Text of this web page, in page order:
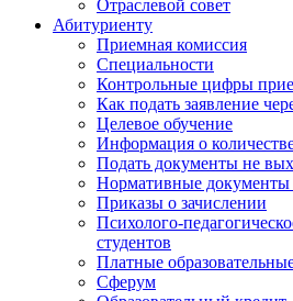
Отраслевой совет
Абитуриенту
Приемная комиссия
Специальности
Контрольные цифры
Как подать заявление
Целевое обучение
Информация о
Подать документы не
Нормативные документы
Приказы о зачислении
Психолого-
студентов
Платные
Сферум